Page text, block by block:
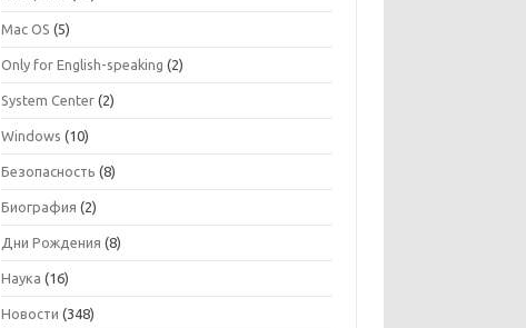
Mac OS (5)
Only for English-speaking (2)
System Center (2)
Windows (10)
Безопасность (8)
Биография (2)
Дни Рождения (8)
Наука (16)
Новости (348)